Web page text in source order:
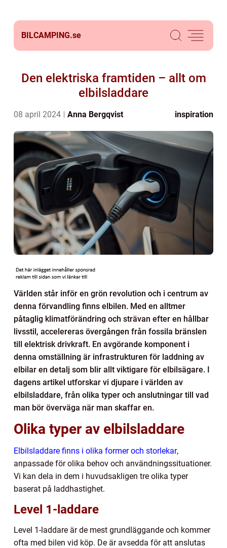
BILCAMPING.se
Den elektriska framtiden – allt om
elbilsladdare
08 april 2024 Anna Bergqvist inspiration
Världen står inför en grön revolution och i centrum av
denna förvandling finns elbilen. Med en alltmer
påtaglig klimatförändring och strävan efter en hållbar
livsstil, accelereras övergången från fossila bränslen
till elektrisk drivkraft. En avgörande komponent i
denna omställning är infrastrukturen för laddning av
elbilar en detalj som blir allt viktigare för elbilsägare. I
dagens artikel utforskar vi djupare i världen av
elbilsladdare, från olika typer och anslutningar till vad
man bör överväga när man skaffar en.
Olika typer av elbilsladdare
Elbilsladdare finns i olika former och storlekar,
anpassade för olika behov och användningssituationer.
Vi kan dela in dem i huvudsakligen tre olika typer
baserat på laddhastighet.
Level 1-laddare
Level 1-laddare är de mest grundläggande och kommer
ofta med bilen vid köp. De är avsedda för att anslutas